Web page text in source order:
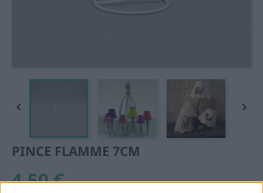
 
PINCE FLAMME 7CM
4,50 € TTC